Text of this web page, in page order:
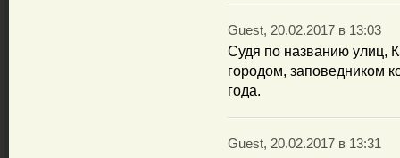
Guest, 20.02.2017 в 13:03
Судя по названию улиц,
городом, заповедником
года.
Guest, 20.02.2017 в 13:31